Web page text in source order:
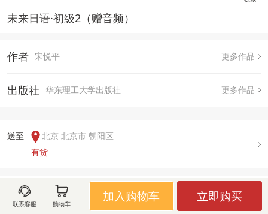
未来日语·初级2（赠音频）
作者 宋悦平 更多作品
出版社 华东理工大学出版社 更多作品
送至
北京 北京市 朝阳区
有货
用户评论(
联系客服 购物车
加入购物车 立即购买